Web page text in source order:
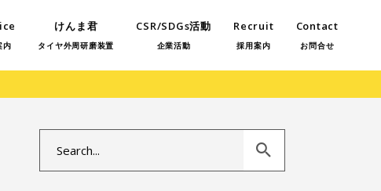
内
けんま君
タイヤ外周研磨装置
CSR/SDGs活動
企業活動
Recruit
採用案内
Contact
お問合せ